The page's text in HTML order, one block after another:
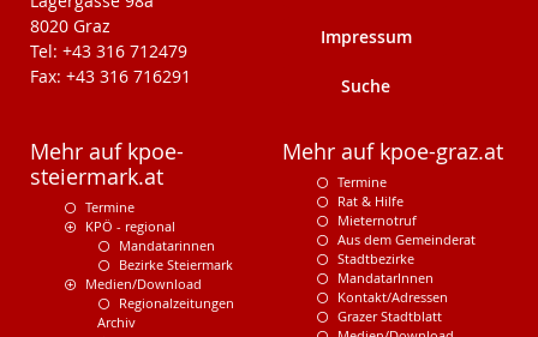
8020 Graz
Tel: +43 316 712479
Fax: +43 316 716291
Impressum
Suche
Mehr auf kpoe-
steiermark.at
Termine
KPÖ - regional
Mandatarinnen
Bezirke Steiermark
Medien/Download
Regionalzeitungen
Archiv
Mehr auf kpoe-graz.at
Termine
Rat & Hilfe
Mieternotruf
Aus dem Gemeinderat
Stadtbezirke
MandatarInnen
Kontakt/Adressen
Grazer Stadtblatt